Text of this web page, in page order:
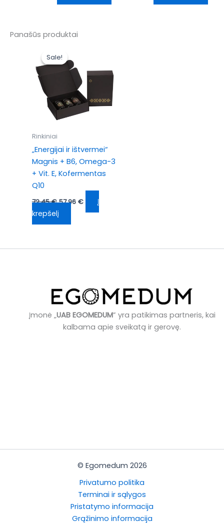
Panašūs produktai
Sale!
Sale!
Rinkiniai
„Energijai ir ištvermei“
Magnis + B6, Omega-3
+ Vit. E, Kofermentas
Q10
72,45€
price
was:
72,45 €.
57,96 €
57,96 €.
Į
krepšelį
Įmonė „UAB EGOMEDUM” yra patikimas partneris, kai
kalbama apie sveikatą ir gerovę.
© Egomedum 2026
Privatumo politika
Terminai ir sąlygos
Pristatymo informacija
Grąžinimo informacija